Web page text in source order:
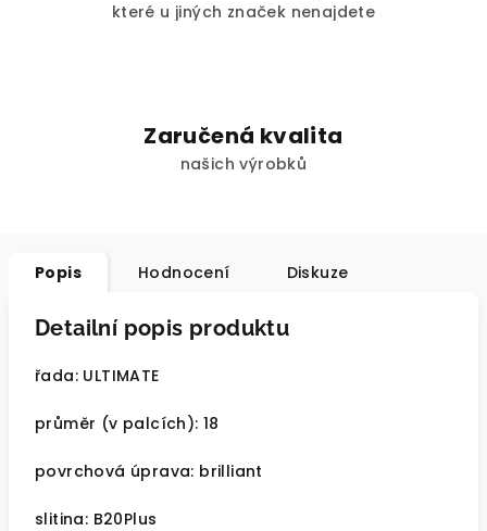
které u jiných značek nenajdete
Zaručená kvalita
našich výrobků
Popis Hodnocení Diskuze
Detailní popis produktu
řada: ULTIMATE
průměr (v palcích): 18
povrchová úprava: brilliant
slitina: B20Plus